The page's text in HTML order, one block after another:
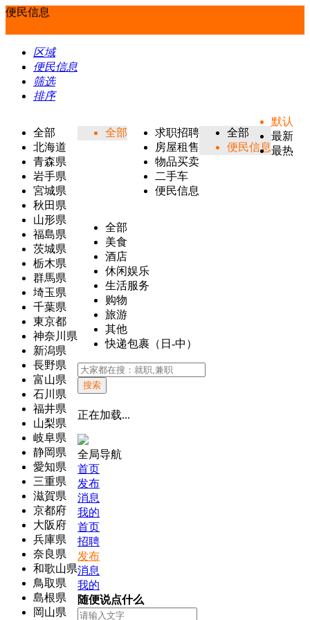
便民信息
区域
便民信息
筛选
排序
全部
北海道
青森県
岩手県
宮城県
秋田県
山形県
福島県
茨城県
栃木県
群馬県
埼玉県
千葉県
東京都
神奈川県
新潟県
長野県
富山県
石川県
福井県
山梨県
岐阜県
静岡県
愛知県
三重県
滋賀県
京都府
大阪府
兵庫県
奈良県
和歌山県
鳥取県
島根県
岡山県
全部
求职招聘
房屋租售
物品买卖
二手车
便民信息
全部
便民信息
全部
美食
酒店
休闲娱乐
生活服务
购物
旅游
其他
快递包裹（日-中）
默认
最新
最热
搜索
正在加载...
全局导航
首页
发布
消息
我的
首页
招聘
发布
消息
我的
随便说点什么